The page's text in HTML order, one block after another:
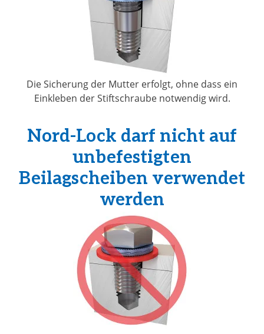
Die Sicherung der Mutter erfolgt, ohne dass ein
Einkleben der Stiftschraube notwendig wird.
Nord-Lock darf nicht auf
unbefestigten
Beilagscheiben verwendet
werden